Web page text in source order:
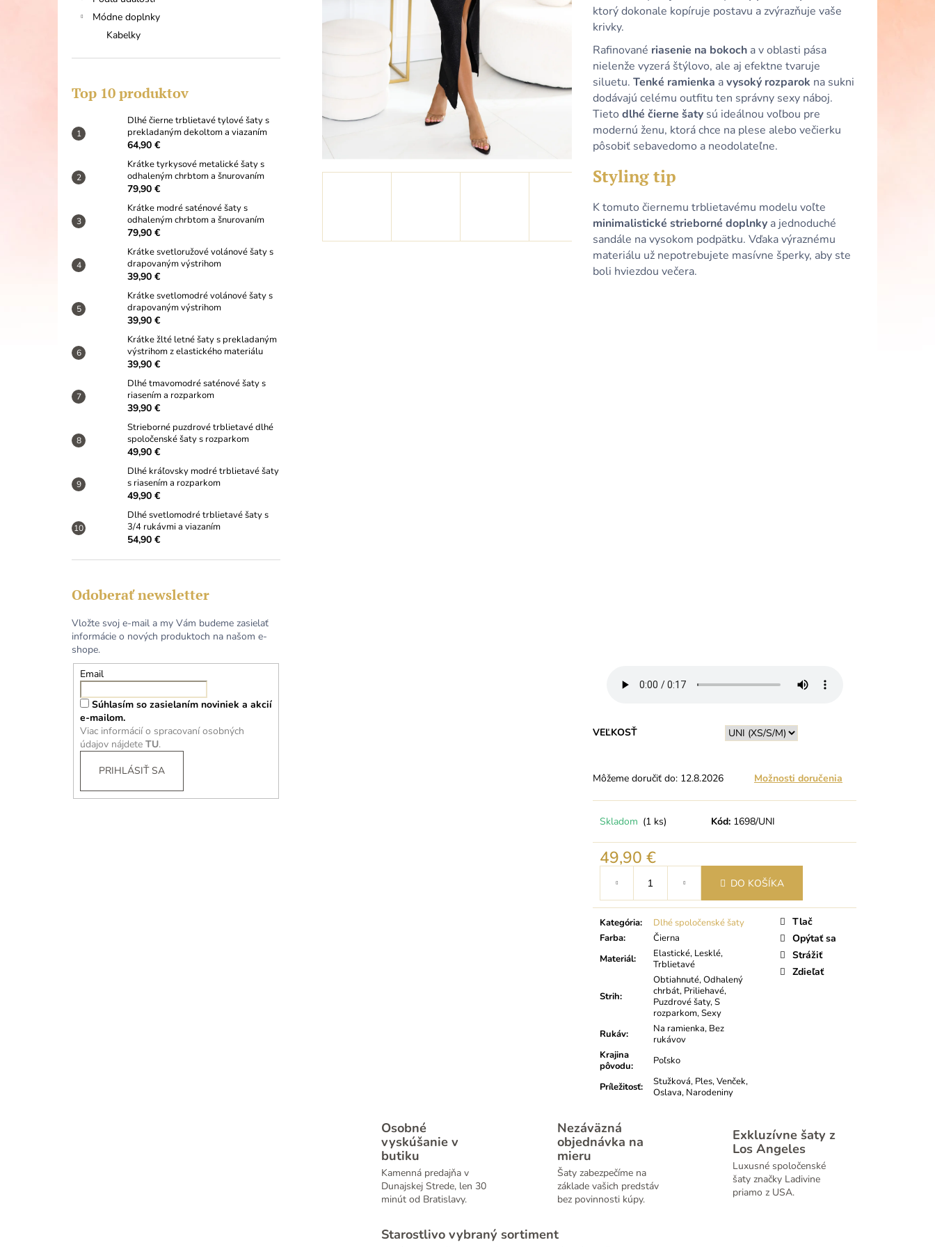
Módne doplnky
Kabelky
Top 10 produktov
Dlhé čierne trblietavé tylové šaty s
prekladaným dekoltom a viazaním
64,90 €
Krátke tyrkysové metalické šaty s
odhaleným chrbtom a šnurovaním
79,90 €
Krátke modré saténové šaty s
odhaleným chrbtom a šnurovaním
79,90 €
Krátke svetloružové volánové šaty s
drapovaným výstrihom
39,90 €
Krátke svetlomodré volánové šaty s
drapovaným výstrihom
39,90 €
Krátke žlté letné šaty s prekladaným
výstrihom z elastického materiálu
39,90 €
Dlhé tmavomodré saténové šaty s
riasením a rozparkom
39,90 €
Strieborné puzdrové trblietavé dlhé
spoločenské šaty s rozparkom
49,90 €
Dlhé kráľovsky modré trblietavé šaty
s riasením a rozparkom
49,90 €
Dlhé svetlomodré trblietavé šaty s
3/4 rukávmi a viazaním
54,90 €
Odoberať newsletter
Vložte svoj e-mail a my Vám budeme zasielať
informácie o nových produktoch na našom e-
shope.
Email
Súhlasím so zasielaním noviniek a akcií
e-mailom.
Viac informácií o spracovaní osobných
údajov nájdete TU.
PRIHLÁSIŤ SA
ktorý dokonale kopíruje postavu a zvýrazňuje vaše
krivky.
Rafinované riasenie na bokoch a v oblasti pása
nielenže vyzerá štýlovo, ale aj efektne tvaruje
siluetu. Tenké ramienka avysoký rozparok na sukni
dodávajú celému outfitu ten správny sexy náboj.
Tieto dlhé čierne šaty sú ideálnou voľbou pre
modernú ženu, ktorá chce na plese alebo večierku
pôsobiť sebavedomo a neodolateľne.
Styling tip
K tomuto čiernemu trblietavému modelu voľte
minimalistické strieborné doplnky a jednoduché
sandále na vysokom podpätku. Vďaka výraznému
materiálu už nepotrebujete masívne šperky, aby ste
boli hviezdou večera.
VEĽKOSŤ
Môžeme doručiť do: 12.8.2026 Možnosti doručenia
Skladom (1 ks) Kód: 1698/UNI
49,90 €
cena:
DO KOŠÍKA
Kategória:
Dlhé spoločenské šaty
Farba:
Čierna
Materiál:
Elastické, Lesklé,
Trblietavé
Strih:
Obtiahnuté, Odhalený
chrbát, Priliehavé,
Puzdrové šaty, S
rozparkom, Sexy
Rukáv:
Na ramienka, Bez
rukávov
Krajina
pôvodu: Poľsko
Príležitosť:
Stužková, Ples, Venček,
Oslava, Narodeniny
Tlač
Opýtať sa
Strážiť
Zdieľať
Osobné
vyskúšanie v
butiku
Kamenná predajňa v
Dunajskej Strede, len 30
minút od Bratislavy.
Nezáväzná
objednávka na
mieru
Šaty zabezpečíme na
základe vašich predstáv
bez povinnosti kúpy.
Exkluzívne šaty z
Los Angeles
Luxusné spoločenské
šaty značky Ladivine
priamo z USA.
Starostlivo vybraný sortiment
ŠATY S PREKLADANÝM DEKOLTOM A S ODHALENÝM CHRBTOM A
ŠNUROVANÍM
ODHALENÝM CHRBTOM A
ŠNUROVANÍM